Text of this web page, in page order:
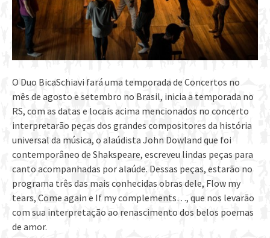
O Duo BicaSchiavi fará uma temporada de Concertos no
mês de agosto e setembro no Brasil, inicia a temporada no
RS, com as datas e locais acima mencionados no concerto
interpretarão peças dos grandes compositores da história
universal da música, o alaúdista John Dowland que foi
contemporâneo de Shakspeare, escreveu lindas peças para
canto acompanhadas por alaúde. Dessas peças, estarão no
programa três das mais conhecidas obras dele, Flow my
tears, Come again e If my complements…, que nos levarão
com sua interpretação ao renascimento dos belos poemas
de amor.